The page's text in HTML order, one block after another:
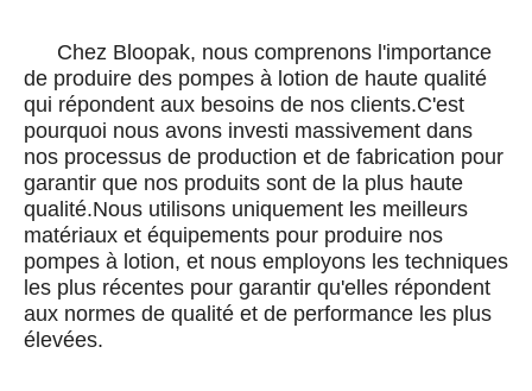
Chez Bloopak, nous comprenons l'importance
de produire des pompes à lotion de haute qualité
qui répondent aux besoins de nos clients.C'est
pourquoi nous avons investi massivement dans
nos processus de production et de fabrication pour
garantir que nos produits sont de la plus haute
qualité.Nous utilisons uniquement les meilleurs
matériaux et équipements pour produire nos
pompes à lotion, et nous employons les techniques
les plus récentes pour garantir qu'elles répondent
aux normes de qualité et de performance les plus
élevées.